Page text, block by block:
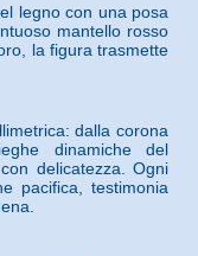
legno con una posa
mantello rosso
la figura trasmette
dalla corona
dinamiche del
delicatezza. Ogni
pacifica, testimonia